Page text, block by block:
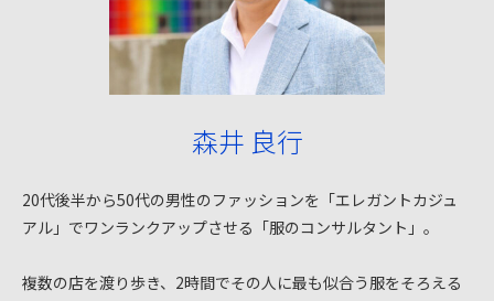
森井 良行
20代後半から50代の男性のファッションを「エレガントカジュ
アル」でワンランクアップさせる「服のコンサルタント」。
複数の店を渡り歩き、2時間でその人に最も似合う服をそろえる